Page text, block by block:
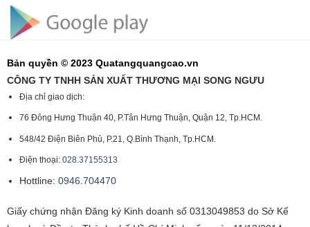
Bản quyền © 2023 Quatangquangcao.vn
CÔNG TY TNHH SẢN XUẤT THƯƠNG MẠI SONG NGƯU
Địa chỉ giao dịch:
76 Đông Hưng Thuận 40, P.Tân Hưng Thuận, Quận 12, Tp.HCM.
548/42 Điện Biên Phủ, P.21, Q.Bình Thạnh, Tp.HCM.
Điện thoại: 028.37155313
Hottline: 0946.704470
Giấy chứng nhận Đăng ký Kinh doanh số 0313049853 do Sở Kế